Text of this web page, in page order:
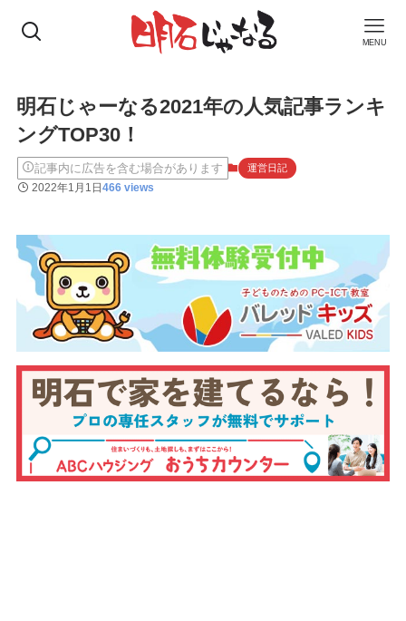
MENU
明石じゃーなる2021年の人気記事ランキ
ングTOP30！
記事内に広告を含む場合があります 運営日記
2022年1月1日466 views